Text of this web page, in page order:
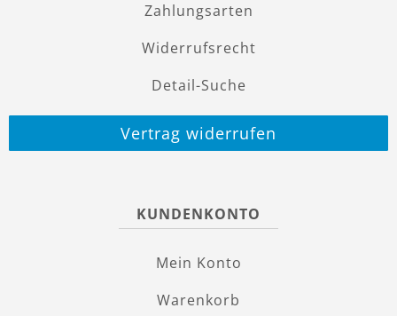
Zahlungsarten
Widerrufsrecht
Detail-Suche
Vertrag widerrufen
KUNDENKONTO
Mein Konto
Warenkorb